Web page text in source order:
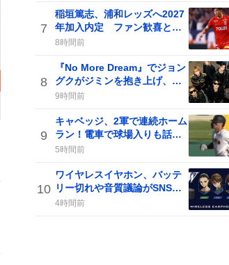
7
稲垣篤志、浦和レッズへ2027
年加入内定 ファン歓喜と期
待感が高まる
8時間前
8
『No More Dream』でジョン
グクがジミンを抱き上げ、フ
ァン歓喜の瞬間が話題に
9時間前
9
キャベッジ、2軍で連続ホーム
ラン！電車で球場入りも話題
に「全力応援」ファン歓喜
5時間前
10
ワイヤレスイヤホン、バッテ
リー切れや音質議論がSNSで
広がる
4時間前